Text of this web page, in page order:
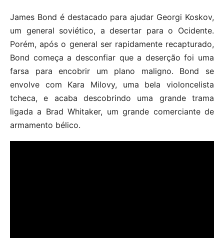
James Bond é destacado para ajudar Georgi Koskov,
um general soviético, a desertar para o Ocidente.
Porém, após o general ser rapidamente recapturado,
Bond começa a desconfiar que a deserção foi uma
farsa para encobrir um plano maligno. Bond se
envolve com Kara Milovy, uma bela violoncelista
tcheca, e acaba descobrindo uma grande trama
ligada a Brad Whitaker, um grande comerciante de
armamento bélico.